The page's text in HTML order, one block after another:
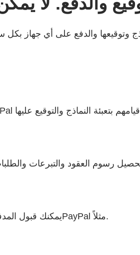
يمكنك قبول المدفوعات التي تتم من خلال بطاقات الائتمان وبطاقات الخصم وPayPal مثلاً.